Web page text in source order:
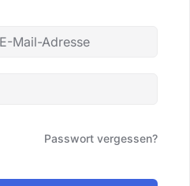
Passwort vergessen?